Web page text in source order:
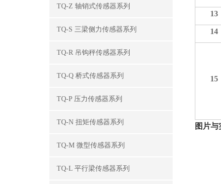
TQ-Z 轴销式传感器系列
TQ-S 三梁侧力传感器系列
TQ-R 吊钩秤传感器系列
TQ-Q 桥式传感器系列
TQ-P 压力传感器系列
TQ-N 扭矩传感器系列
TQ-M 微型传感器系列
TQ-L 平行梁传感器系列
13
14
15
图片